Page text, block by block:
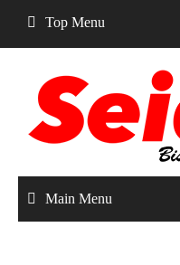
content
Top Menu
Main Menu